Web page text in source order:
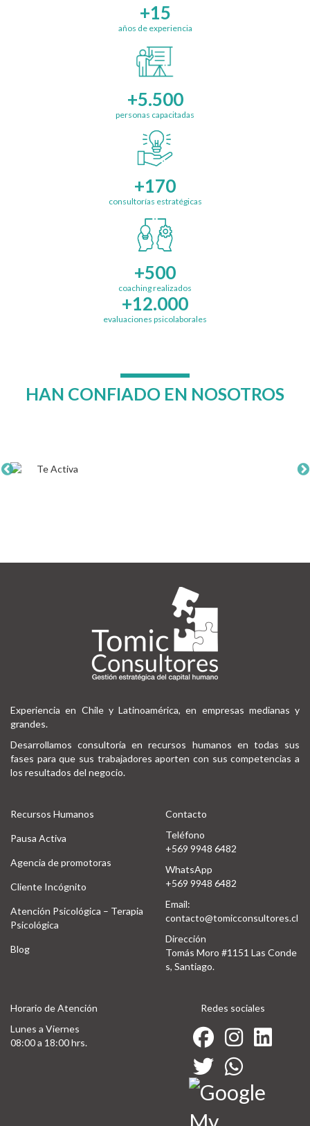
+15
años de experiencia
+5.500
personas capacitadas
+170
consultorías estratégicas
+500
coaching realizados
+12.000
evaluaciones psicolaborales
HAN CONFIADO EN NOSOTROS
Experiencia en Chile y Latinoamérica, en empresas medianas y
grandes.
Desarrollamos consultoría en recursos humanos en todas sus
fases para que sus trabajadores aporten con sus competencias a
los resultados del negocio.
Recursos Humanos
Pausa Activa
Agencia de promotoras
Cliente Incógnito
Atención Psicológica – Terapia
Psicológica
Blog
Contacto
Teléfono
+569 9948 6482
WhatsApp
+569 9948 6482
Email:
contacto@tomicconsultores.cl
Dirección
Tomás Moro #1151 Las Conde
s, Santiago.
Horario de Atención
Lunes a Viernes
08:00 a 18:00 hrs.
Redes sociales